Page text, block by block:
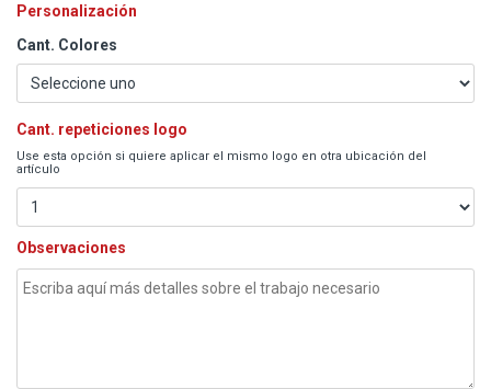
Personalización
Cant. Colores
Cant. repeticiones logo
Use esta opción si quiere aplicar el mismo logo en otra ubicación del
artículo
Observaciones